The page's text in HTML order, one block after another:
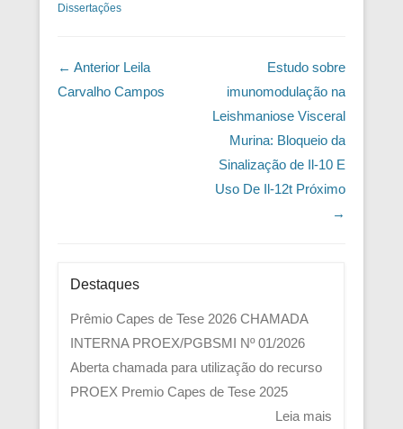
Dissertações
Navegação das Postagens
← Anterior Leila
Carvalho Campos
Estudo sobre
imunomodulação na
Leishmaniose Visceral
Murina: Bloqueio da
Sinalização de Il-10 E
Uso De Il-12t Próximo
→
Destaques
Prêmio Capes de Tese 2026 CHAMADA
INTERNA PROEX/PGBSMI Nº 01/2026
Aberta chamada para utilização do recurso
PROEX Premio Capes de Tese 2025
Leia mais